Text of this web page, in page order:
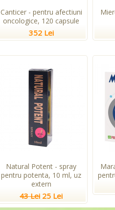
Canticer - pentru afectiuni
oncologice, 120 capsule
352 Lei
Natural Potent - spray
pentru potenta, 10 ml, uz
extern
43 Lei 25 Lei